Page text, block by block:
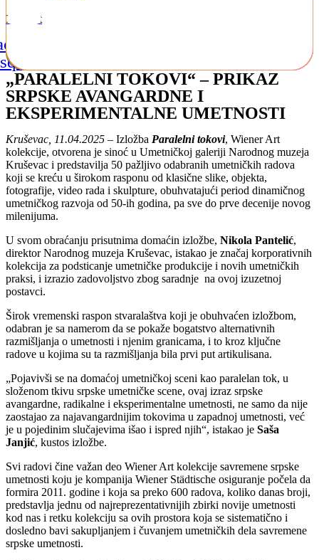
Kontakt
square
„PARALELNI TOKOVI“ – PRIKAZ
SRPSKE AVANGARDNE I
EKSPERIMENTALNE UMETNOSTI
Kruševac, 11.04.2025 – Izložba Paralelni tokovi, Wiener Art
kolekcije, otvorena je sinoć u Umetničkoj galeriji Narodnog muzeja
Kruševac i predstavilja 50 pažljivo odabranih umetničkih radova
koji se kreću u širokom rasponu od klasične slike, objekta,
fotografije, video rada i skulpture, obuhvatajući period dinamičnog
umetničkog razvoja od 50-ih godina, pa sve do prve decenije novog
milenijuma.
U svom obraćanju prisutnima domaćin izložbe, Nikola Pantelić,
direktor Narodnog muzeja Kruševac, istakao je značaj korporativnih
kolekcija za podsticanje umetničke produkcije i novih umetničkih
praksi, i izrazio zadovoljstvo zbog saradnje na ovoj izuzetnoj
postavci.
Širok vremenski raspon stvaralaštva koji je obuhvaćen izložbom,
odabran je sa namerom da se pokaže bogatstvo alternativnih
razmišljanja o umetnosti i njenim granicama, i to kroz ključne
radove u kojima su ta razmišljanja bila prvi put artikulisana.
„Pojavivši se na domaćoj umetničkoj sceni kao paralelan tok, u
složenom tkivu srpske umetničke scene, ovaj izraz srpske
avangardne, radikalne i eksperimentalne umetnosti, ne samo da nije
zaostajao za najavangardnijim tokovima u zapadnoj umetnosti, već
je u pojedinim slučajevima išao i ispred njih“, istakao je Saša
Janjić, kustos izložbe.
Svi radovi čine važan deo Wiener Art kolekcije savremene srpske
umetnosti koju je kompanija Wiener Städtische osiguranje počela da
formira 2011. godine i koja sa preko 600 radova, koliko danas broji,
predstavlja jednu od najreprezentativnijih zbirki novije umetnosti
kod nas i retku kolekciju sa ovih prostora koja se sistematično i
dosledno bavi sakupljanjem i čuvanjem umetničkih dela savremene
srpske umetnosti.